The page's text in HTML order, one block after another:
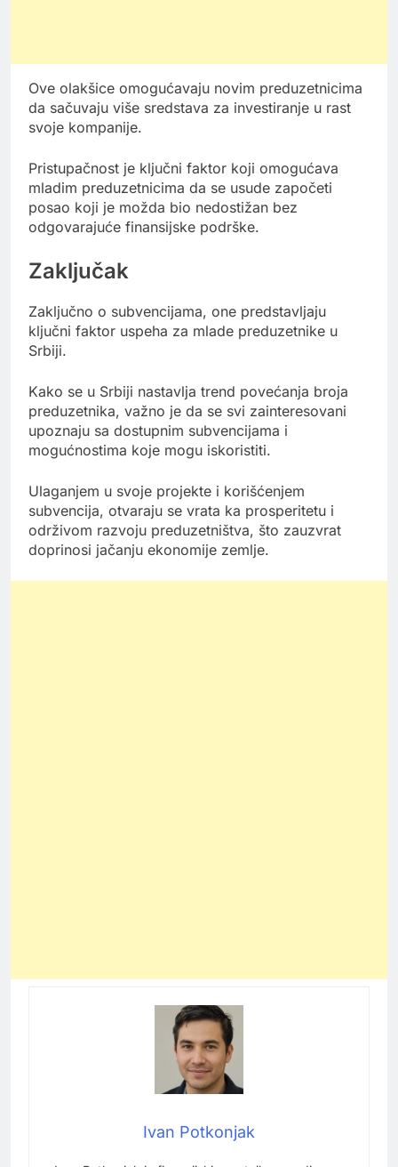
Ove olakšice omogućavaju novim preduzetnicima
da sačuvaju više sredstava za investiranje u rast
svoje kompanije.
Pristupačnost je ključni faktor koji omogućava
mladim preduzetnicima da se usude započeti
posao koji je možda bio nedostižan bez
odgovarajuće finansijske podrške.
Zaključak
Zaključno o subvencijama, one predstavljaju
ključni faktor uspeha za mlade preduzetnike u
Srbiji.
Kako se u Srbiji nastavlja trend povećanja broja
preduzetnika, važno je da se svi zainteresovani
upoznaju sa dostupnim subvencijama i
mogućnostima koje mogu iskoristiti.
Ulaganjem u svoje projekte i korišćenjem
subvencija, otvaraju se vrata ka prosperitetu i
održivom razvoju preduzetništva, što zauzvrat
doprinosi jačanju ekonomije zemlje.
Ivan Potkonjak